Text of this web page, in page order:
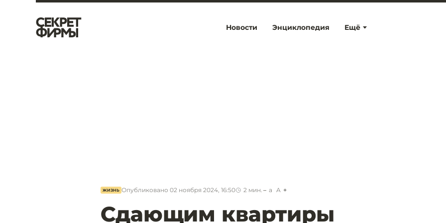
Ещё
Новости Энциклопедия
ЖИЗНЬ Опубликовано 02 ноября 2024, 16:50 2 мин. a A
Сдающим квартиры